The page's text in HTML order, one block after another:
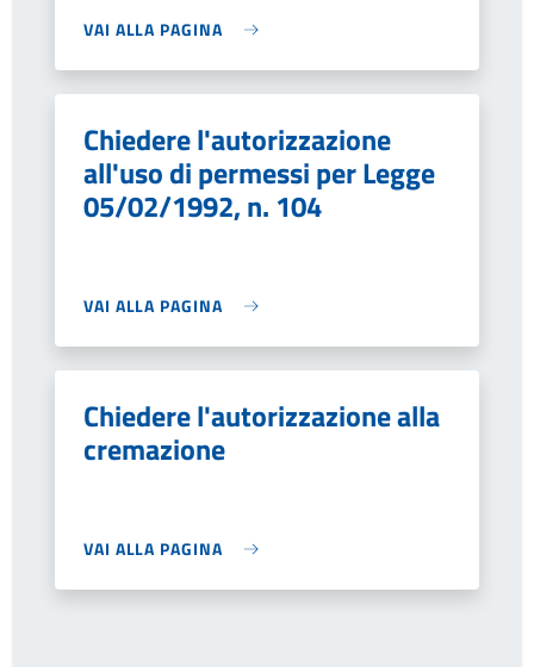
VAI ALLA PAGINA
Chiedere l'autorizzazione
all'uso di permessi per Legge
05/02/1992, n. 104
VAI ALLA PAGINA
Chiedere l'autorizzazione alla
cremazione
VAI ALLA PAGINA